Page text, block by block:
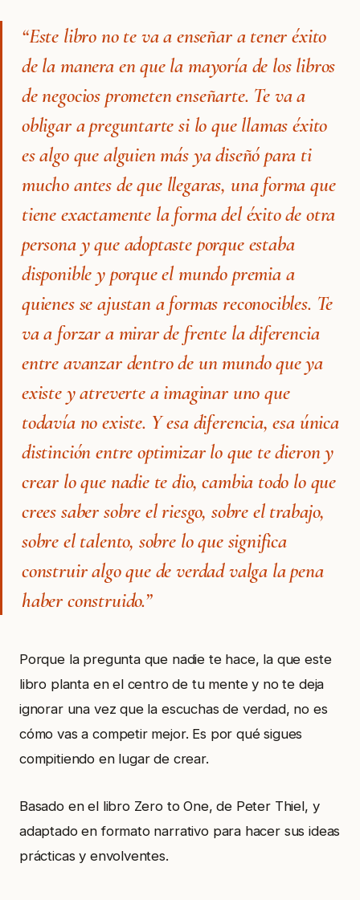
“Este libro no te va a enseñar a tener éxito
de la manera en que la mayoría de los libros
de negocios prometen enseñarte. Te va a
obligar a preguntarte si lo que llamas éxito
es algo que alguien más ya diseñó para ti
mucho antes de que llegaras, una forma que
tiene exactamente la forma del éxito de otra
persona y que adoptaste porque estaba
disponible y porque el mundo premia a
quienes se ajustan a formas reconocibles. Te
va a forzar a mirar de frente la diferencia
entre avanzar dentro de un mundo que ya
existe y atreverte a imaginar uno que
todavía no existe. Y esa diferencia, esa única
distinción entre optimizar lo que te dieron y
crear lo que nadie te dio, cambia todo lo que
crees saber sobre el riesgo, sobre el trabajo,
sobre el talento, sobre lo que significa
construir algo que de verdad valga la pena
haber construido.”
Porque la pregunta que nadie te hace, la que este
libro planta en el centro de tu mente y no te deja
ignorar una vez que la escuchas de verdad, no es
cómo vas a competir mejor. Es por qué sigues
compitiendo en lugar de crear.
Basado en el libro Zero to One, de Peter Thiel, y
adaptado en formato narrativo para hacer sus ideas
prácticas y envolventes.